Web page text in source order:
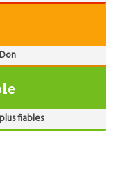
fiables